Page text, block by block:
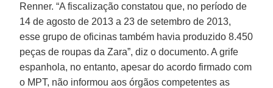
Renner. “A fiscalização constatou que, no período de
14 de agosto de 2013 a 23 de setembro de 2013,
esse grupo de oficinas também havia produzido 8.450
peças de roupas da Zara”, diz o documento. A grife
espanhola, no entanto, apesar do acordo firmado com
o MPT, não informou aos órgãos competentes as